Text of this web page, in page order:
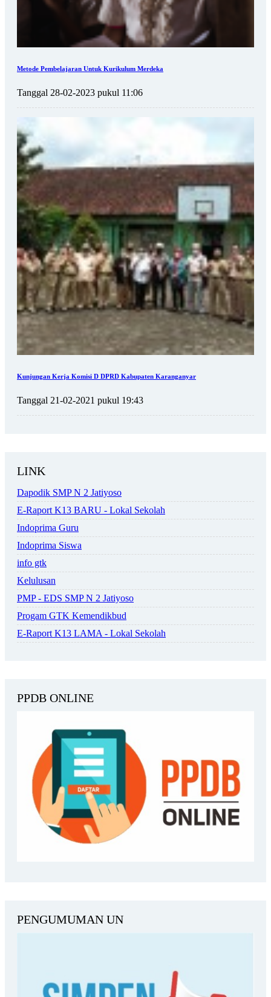
Metode Pembelajaran Untuk Kurikulum Merdeka
Tanggal 28-02-2023 pukul 11:06
Kunjungan Kerja Komisi D DPRD Kabupaten Karanganyar
Tanggal 21-02-2021 pukul 19:43
LINK
Dapodik SMP N 2 Jatiyoso
E-Raport K13 BARU - Lokal Sekolah
Indoprima Guru
Indoprima Siswa
info gtk
Kelulusan
PMP - EDS SMP N 2 Jatiyoso
Progam GTK Kemendikbud
E-Raport K13 LAMA - Lokal Sekolah
PPDB ONLINE
PENGUMUMAN UN